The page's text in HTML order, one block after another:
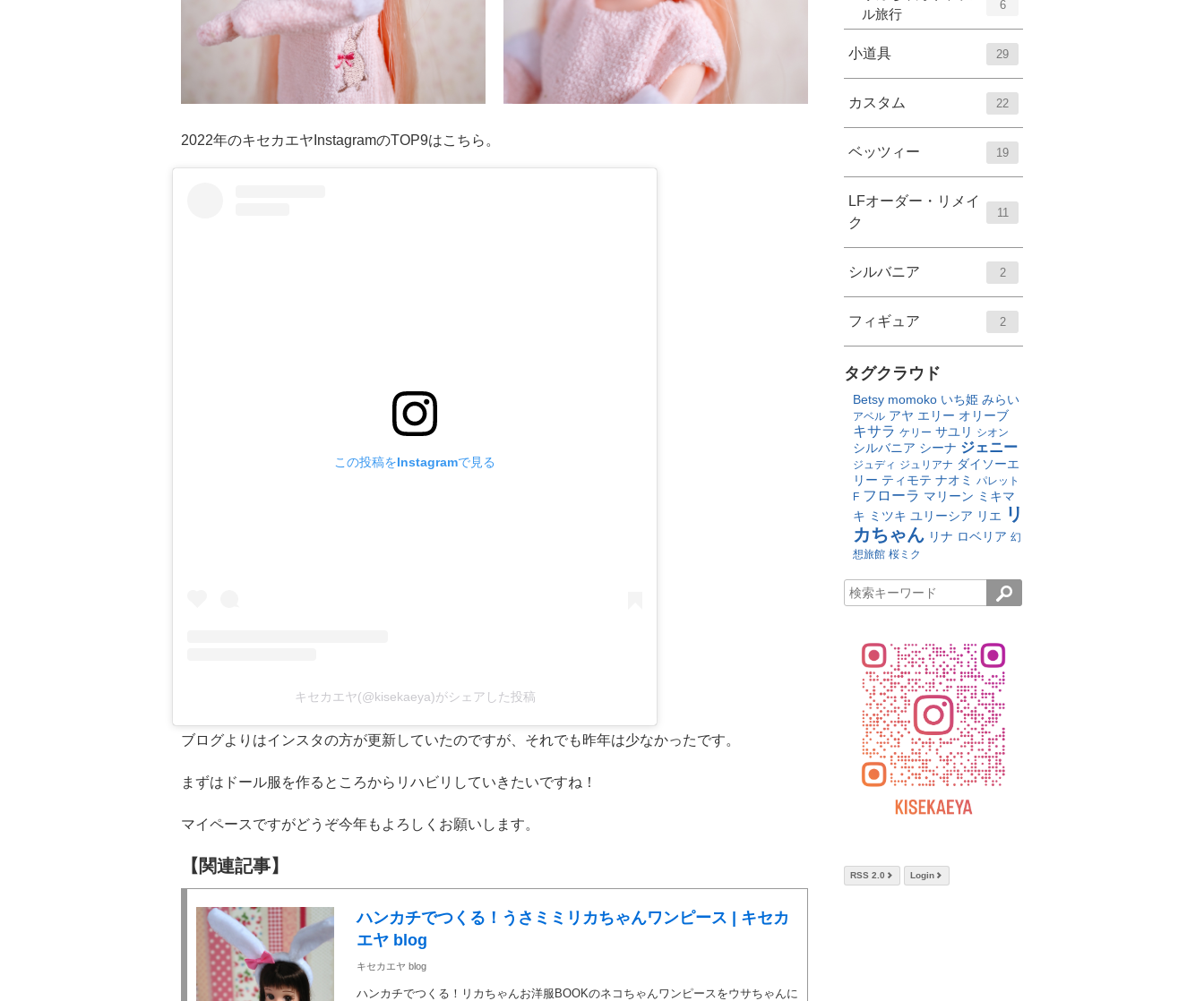
2022年のキセカエヤInstagramのTOP9はこちら。
この投稿をInstagramで見る
キセカエヤ(@kisekaeya)がシェアした投稿
ブログよりはインスタの方が更新していたのですが、それでも昨年は少なかったです。
まずはドール服を作るところからリハビリしていきたいですね！
マイペースですがどうぞ今年もよろしくお願いします。
【関連記事】
ハンカチでつくる！うさミミリカちゃんワンピース | キセカ
エヤ blog
キセカエヤ blog
ハンカチでつくる！リカちゃんお洋服BOOKのネコちゃんワンピースをウサちゃんに
ル旅行
6
小道具 29
カスタム 22
ベッツィー 19
LFオーダー・リメイ
ク
11
シルバニア 2
フィギュア 2
タグクラウド
Betsy momoko いち姫 みらい
アベル アヤ エリー オリーブ
キサラ ケリー サユリ シオン
シルバニア シーナ ジェニー
ジュディ ジュリアナ ダイソーエ
リー ティモテ ナオミ パレット
F フローラ マリーン ミキマ
キ ミツキ ユリーシア リエ リ
カちゃん リナ ロベリア 幻
想旅館 桜ミク
RSS 2.0 Login